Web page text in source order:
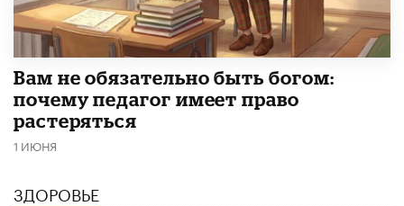
​Вам не обязательно быть богом:
почему педагог имеет право
растеряться
1 ИЮНЯ
ЗДОРОВЬЕ